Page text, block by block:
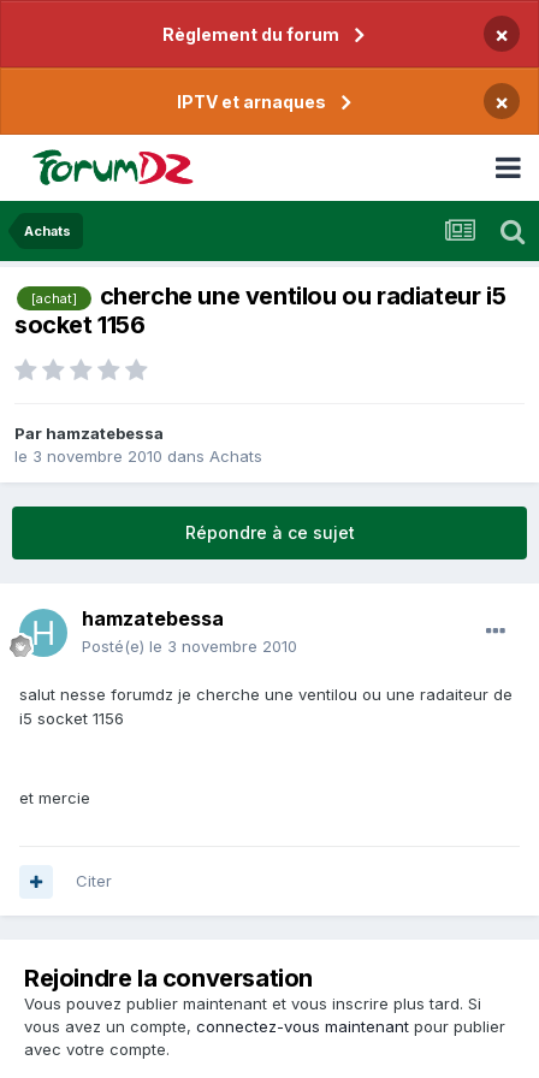
Règlement du forum ×
IPTV et arnaques ×
Achats
[achat]
cherche une ventilou ou radiateur i5
socket 1156
Par hamzatebessa
le 3 novembre 2010 dans Achats
Répondre à ce sujet
hamzatebessa
Posté(e) le 3 novembre 2010
salut nesse forumdz je cherche une ventilou ou une radaiteur de
i5 socket 1156
et mercie
Citer
Rejoindre la conversation
Vous pouvez publier maintenant et vous inscrire plus tard. Si
vous avez un compte, connectez-vous maintenant pour publier
avec votre compte.